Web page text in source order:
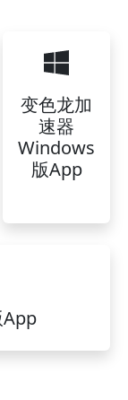
变色龙加
速器
Windows
版App